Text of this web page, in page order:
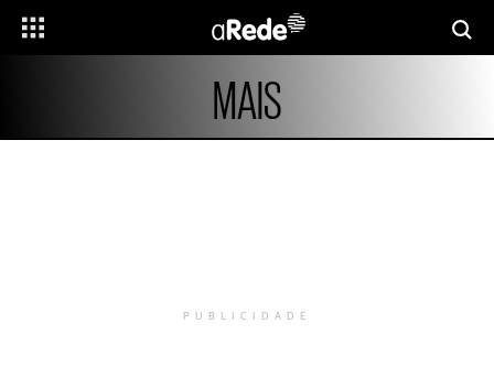
MAIS
PUBLICIDADE